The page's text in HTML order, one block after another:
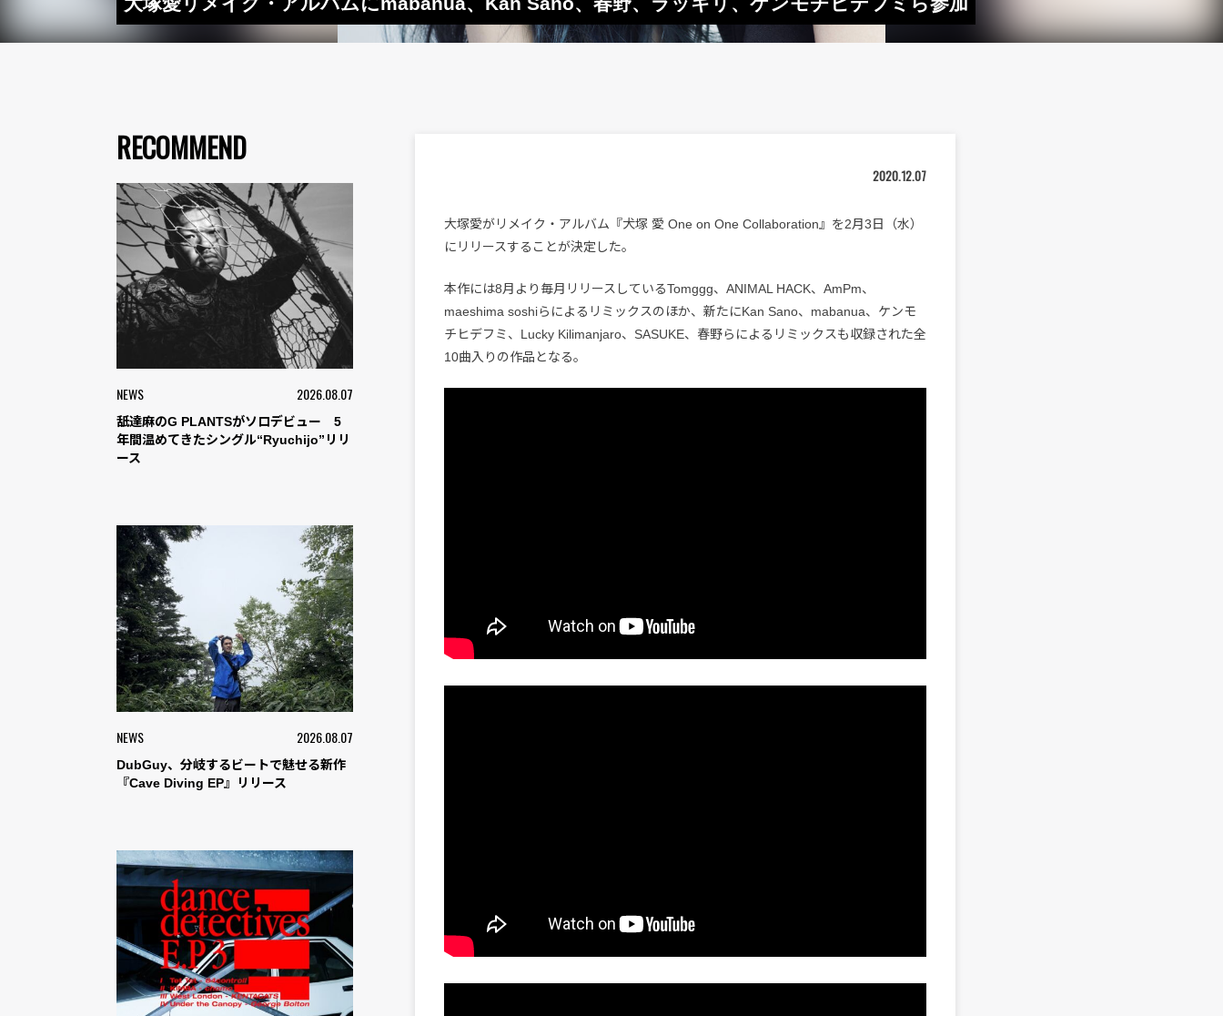
RECOMMEND
NEWS 2026.08.07
舐達麻のG PLANTSがソロデビュー 5
年間温めてきたシングル“Ryuchijo”リリ
ース
NEWS 2026.08.07
DubGuy、分岐するビートで魅せる新作
『Cave Diving EP』リリース
2020.12.07
大塚愛がリメイク・アルバム『犬塚 愛 One on One Collaboration』を2月3日（水）
にリリースすることが決定した。
本作には8月より毎月リリースしているTomggg、ANIMAL HACK、AmPm、
maeshima soshiらによるリミックスのほか、新たにKan Sano、mabanua、ケンモ
チヒデフミ、Lucky Kilimanjaro、SASUKE、春野らによるリミックスも収録された全
10曲入りの作品となる。